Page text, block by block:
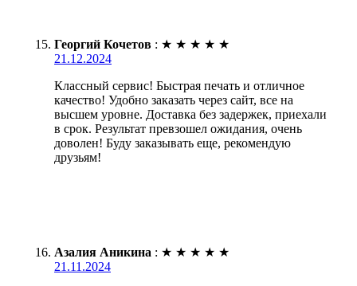
Георгий Кочетов : ★ ★ ★ ★ ★
21.12.2024
Классный сервис! Быстрая печать и отличное
качество! Удобно заказать через сайт, все на
высшем уровне. Доставка без задержек, приехали
в срок. Результат превзошел ожидания, очень
доволен! Буду заказывать еще, рекомендую
друзьям!
Азалия Аникина : ★ ★ ★ ★ ★
21.11.2024